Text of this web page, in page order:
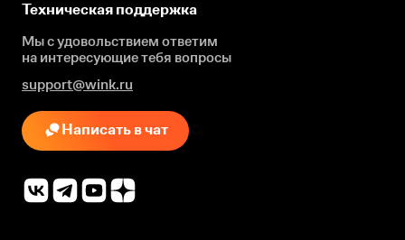
Техническая поддержка
Мы с удовольствием ответим
на интересующиетебя вопросы
support@wink.ru
Написать в чат